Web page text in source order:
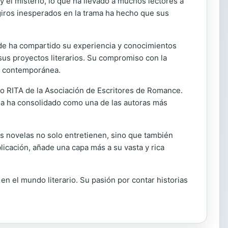
inesperados en la trama ha hecho que sus
ha compartido su experiencia y conocimientos
proyectos literarios. Su compromiso con la
de la Asociación de Escritores de Romance.
ha consolidado como una de las autoras más
novelas no solo entretienen, sino que también
añade una capa más a su vasta y rica
el mundo literario. Su pasión por contar historias